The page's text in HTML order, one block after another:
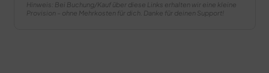
Hinweis: Bei Buchung/Kauf über diese Links erhalten wir eine kleine
Provision – ohne Mehrkosten für dich. Danke für deinen Support!